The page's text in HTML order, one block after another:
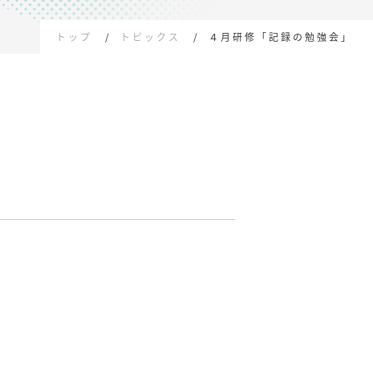
トップ トピックス ４月研修「記録の勉強会」